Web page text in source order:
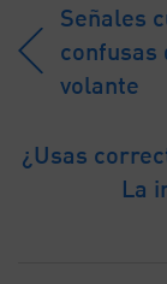
Señales
confusas
volante
¿Usas
La